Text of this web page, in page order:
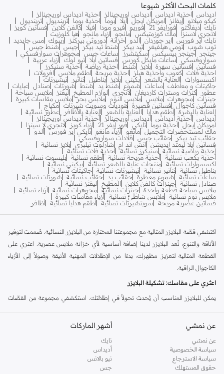
كلمات البحث الأكثر شيوعا
اديداس احذية اديداس اديداس اوريجينالز
احذية اديداس اوريجينالز
كيكو ميلانو
إيفانز امريكان ايجل ايلا بوما احذية بوما ترينديول ترينديول
نايك ديفاكتو فورايفر 21 فوريو فيرو مودا فيلا كالفن كلاين فساتين كويز
لانجري لاسنزا
ماك كوزمتيكس مانجو ازياء مانجو
هيا كلوزيت
نايك اير فورس
اير جوردان الدو خزانة دوروثي بيركنز ريبوك مس جايديد
توب شوب تومي هيلفيغر تيد بيكر شنط تيد بيكر جيس
شنط جيس
جينجر
جينجر بيسيكس سكيتشرز ساعات جيس مجوهرات سوارفسكي
سواروفسكي
ساعات مايكل كورس فساتين ايلا نيو لوك أزياء عربية
فساتين
فساتين سهرة بلايز شنط احذية رياضة
احذية سنيكرز
احذية فلات كعوب واحذية هيلز احذية مريحة اطقم ملابس
افرولات
اكسسوارات
العناية بالشعر بكيني بلايز بناطيل تنانير
تيشيرتات
جاكيتات و معاطف
ساعات شموع شنط يد شنط شورتات صنادل
عبايات
عطور
كنزات وسترات كارديغان لانجري لوازم المطبخ ليقنز
ملابس سباحة
جينزات مجوهرات ملابس ملابس النوم ملابس بحر ملابس مقاسات كبيرة
فساتين كاجوال
فساتين قصيرة هوديات وسويت شيرتات مكياج
العناية بالبشرة أطقم هدايا العناية بالشعر العناية بالأظافر
عطور نسائية
أديداس أحذية أديداس أديداس أوريجينالز
أحذية أديداس أوريجينالز
أمريكان إيجل أحذية بوما نايكي فور إيفر 21 أزياء كويز
لانجري لا سينزا
ماك لمستحضرات التجميل مانغو أزياء مانغو نايكي اير فورس ألدو
حقائب تيد بيكر
حقائب جيس
قلادات سواروفسكي
فساتين ايلا ليمتد ايديشن
اتش اند ام شارلوت تيلبري بلايز نسائية
أحذية رياضية نسائية
سنيكرز نسائية أحذية فلات نسائية
أحذية بكعب نسائية أحذية مريحة نسائية أطقم نسائية بليسوت نسائية
اكسسوارات نسائية منتجات عناية بالشعر نسائية بيكيني نسائية
بناطيل نسائية تنانير نسائية تيشيرتات نسائية جاكيتات نسائية
ساعات نسائية
شموع معطرة حقائب يد حقائب نسائية
شورتات نسائية
صنادل نسائية جينزات كالفن كلاين المطبخ
ليقنز نسائية
ملابس سباحة قطعة واحدة جينزات نسائية مجوهرات نسائية أزياء نسائية
ملابس نوم نسائية ملابس شاطئ نسائية أزياء مقاسات كبيرة
فساتين عصرية مريحة
سويتشيرتات نسائية أطقم هدايا نسائية أظافر
اكتشفي قصّة البلايزر المثالية مع مجموعتنا المختارة من البلايزر النسائية. صُممت لتوفير
الأناقة والتنوع، تُعد البلايزر لدينا إضافة أساسية لأي خزانة ملابس عصرية. اعثري على
القطعة المثالية لتعزيز مظهرك، بدءًا من الإطلالات المهنية الأنيقة وصولاً إلى الأزياء
الكاجوال الراقية.
اعثري على مقاسك: تشكيلة البلايزر
يمكن للبلايزر المناسب أن يُحدث تحولاً في إطلالتك. استكشفي مجموعة من القصّات
قصّة مفصلة (Tailored Fit):
توفر قصة أنيقة ومحددة تُبرز جمال قوامك. مثالية
للأماكن المهنية والمناسبات شبه الرسمية.
قصّة واسعة (Oversized Fit):
خيار عصري ومريح يضيف لمسة من الأناقة العفوية
لأي إطلالة. مثالي للتنسيق مع الملابس الكاجوال.
عن نمشي
عن نمشي
سياسة الخصوصية
سياسة الاسترجاع
حقوق المستهلك
أشهر الماركات
نايك
أديداس
نيو بالانس
جس